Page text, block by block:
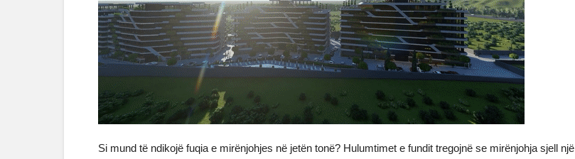
Si mund të ndikojë fuqia e mirënjohjes në jetën tonë? Hulumtimet e fundit tregojnë se mirënjohja sjell një